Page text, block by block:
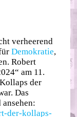
verheerend
Demokratie,
Robert
am 11.
der
Das
der-kollaps-